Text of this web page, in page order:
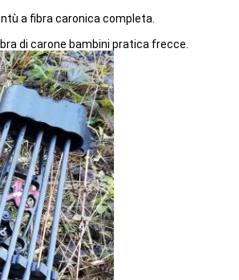
a fibra caronica completa.
di carone bambini pratica frecce.